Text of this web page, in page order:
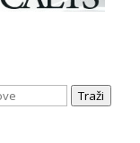
Traži